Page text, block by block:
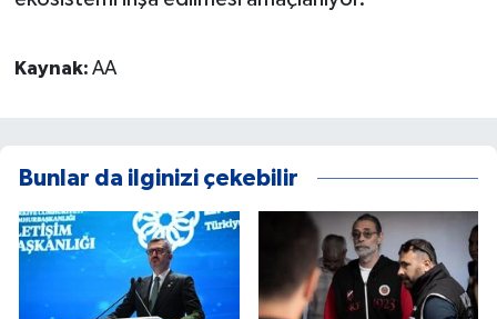
Kaynak: AA
Bunlar da ilginizi çekebilir